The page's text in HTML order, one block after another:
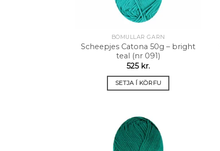
BÓMULLAR GARN
Scheepjes Catona 50g – bright
teal (nr 091)
525 kr.
SETJA Í KÖRFU